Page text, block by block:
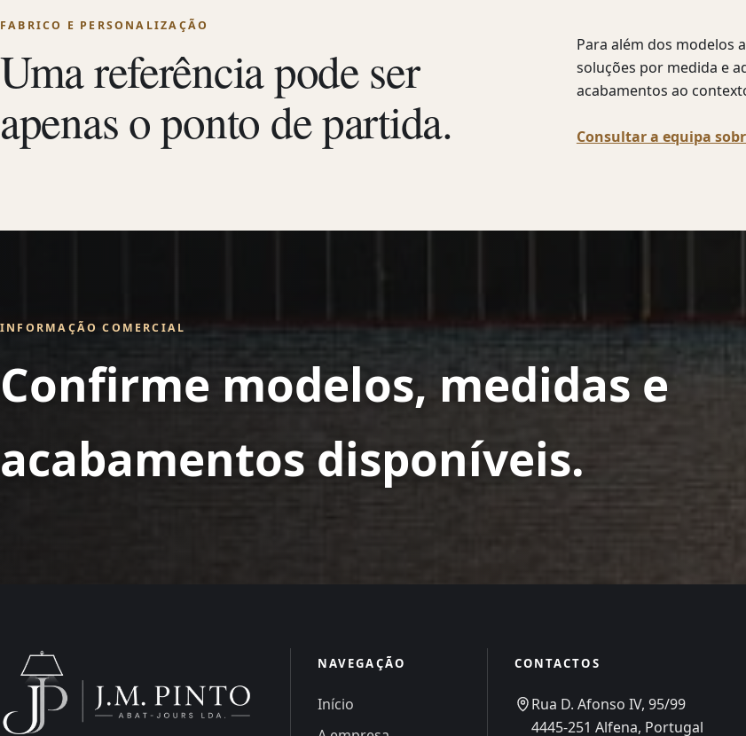
FABRICO E PERSONALIZAÇÃO
Uma referência pode ser
apenas o ponto de partida.
Para além dos modelos
soluções por medida e
acabamentos ao
Consultar a equipa
INFORMAÇÃO COMERCIAL
Confirme modelos, medidas e
acabamentos disponíveis.
NAVEGAÇÃO
Início
CONTACTOS
Rua D. Afonso IV, 95/99
4445-251 Alfena, Portugal